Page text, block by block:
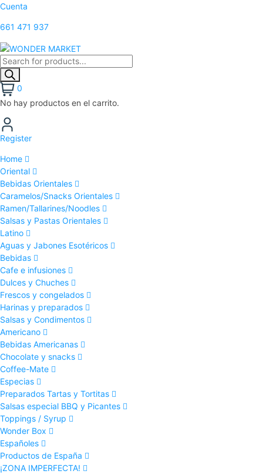
Cuenta
661 471 937
0
No hay productos en el carrito.
Register
Home
Oriental
Bebidas Orientales
Caramelos/Snacks Orientales
Ramen/Tallarines/Noodles
Salsas y Pastas Orientales
Latino
Aguas y Jabones Esotéricos
Bebidas
Cafe e infusiones
Dulces y Chuches
Frescos y congelados
Harinas y preparados
Salsas y Condimentos
Americano
Bebidas Americanas
Chocolate y snacks
Coffee-Mate
Especias
Preparados Tartas y Tortitas
Salsas especial BBQ y Picantes
Toppings / Syrup
Wonder Box
Españoles
Productos de España
¡ZONA IMPERFECTA!